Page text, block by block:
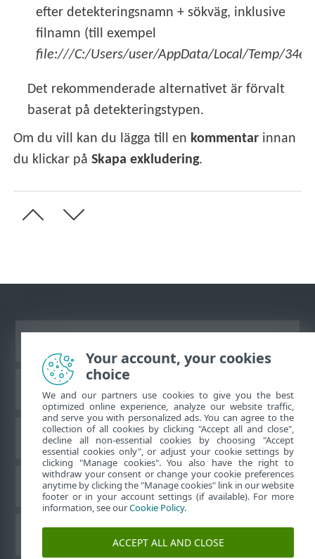
efter detekteringsnamn + sökväg, inklusive
filnamn (till exempel
file:///C:/Users/user/AppData/Local/Temp/
Det rekommenderade alternativet är förvalt
baserat på detekteringstypen.
Om du vill kan du lägga till en kommentar innan
du klickar påSkapa exkludering.
ESET kunskapsbas
ESET forum
Regional support
Your account, your cookies
choice
We and our partners use cookies to give you the best
optimized online experience, analyze our website traffic,
and serve you with personalized ads. You can agree to the
collection of all cookies by clicking "Accept all and close",
decline all non-essential cookies by choosing "Accept
essential cookies only", or adjust your cookie settings by
clicking "Manage cookies". You also have the right to
withdraw your consent or change your cookie preferences
anytime by clicking the "Manage cookies" link in our website
footer or in your account settings (if available). For more
information, see ourCookie Policy.
ACCEPT ALL AND CLOSE